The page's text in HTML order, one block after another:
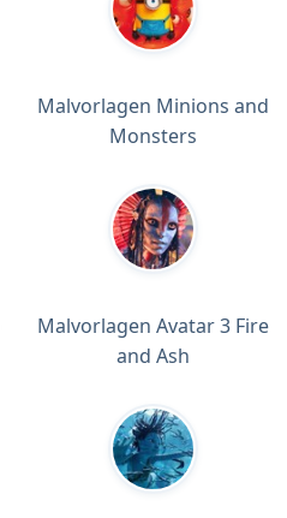
Malvorlagen Minions and
Monsters
Malvorlagen Avatar 3 Fire
and Ash